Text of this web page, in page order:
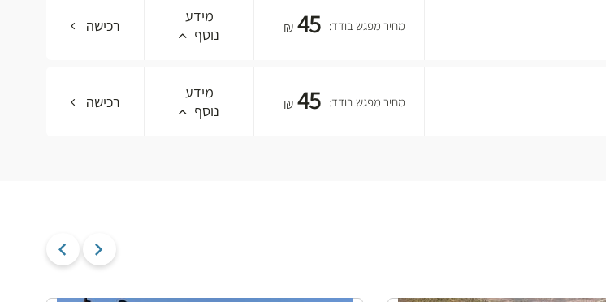
מחיר מפגש בודד: ₪ 45
מידע
נוסף
רכישה
מחיר מפגש בודד: ₪ 45
מידע
נוסף
רכישה